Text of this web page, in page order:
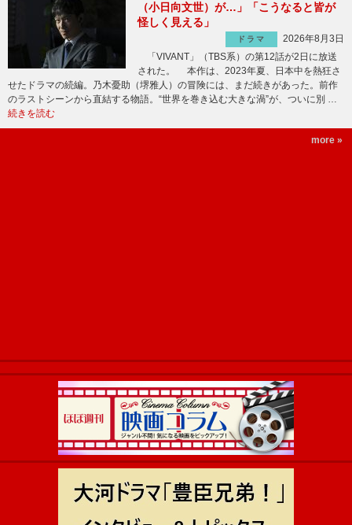
（小日向文世）が…」「こうなると皆が
怪しく見える」
ドラマ
2026年8月3日
「VIVANT」（TBS系）の第12話が2日に放送
された。 本作は、2023年夏、日本中を熱狂さ
せたドラマの続編。乃木憂助（堺雅人）の冒険には、まだ続きがあった。前作
のラストシーンから直結する物語。“世界を巻き込む大きな渦”が、ついに別 …
続きを読む
more »